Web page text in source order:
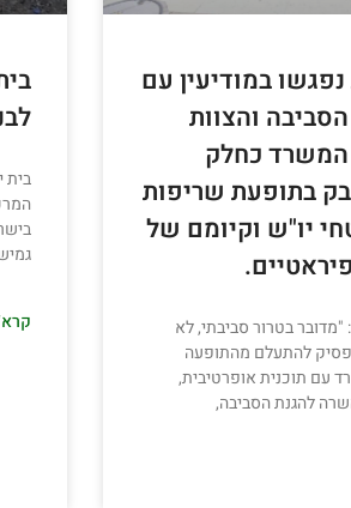
במודיעין עם
והצוות
כחלק
בתופעת שריפות
יו"ש וקיומם של
בטרור סביבתי, לא
להתעלם מהתופעה
עם תוכנית אופרטיבית,
להגנת הסביבה,
בית